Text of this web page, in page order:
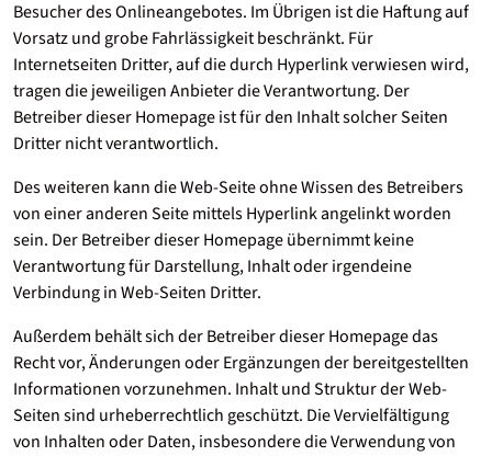
Besucher des Onlineangebotes. Im Übrigen ist die Haftung auf
Vorsatz und grobe Fahrlässigkeit beschränkt. Für
Internetseiten Dritter, auf die durch Hyperlink verwiesen wird,
tragen die jeweiligen Anbieter die Verantwortung. Der
Betreiber dieser Homepage ist für den Inhalt solcher Seiten
Dritter nicht verantwortlich.
Des weiteren kann die Web-Seite ohne Wissen des Betreibers
von einer anderen Seite mittels Hyperlink angelinkt worden
sein. Der Betreiber dieser Homepage übernimmt keine
Verantwortung für Darstellung, Inhalt oder irgendeine
Verbindung in Web-Seiten Dritter.
Außerdem behält sich der Betreiber dieser Homepage das
Recht vor, Änderungen oder Ergänzungen der bereitgestellten
Informationen vorzunehmen. Inhalt und Struktur der Web-
Seiten sind urheberrechtlich geschützt. Die Vervielfältigung
von Inhalten oder Daten, insbesondere die Verwendung von